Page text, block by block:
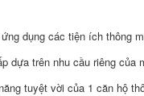
dựa trên nhu cầu riêng của
tuyệt vời của 1 căn hộ